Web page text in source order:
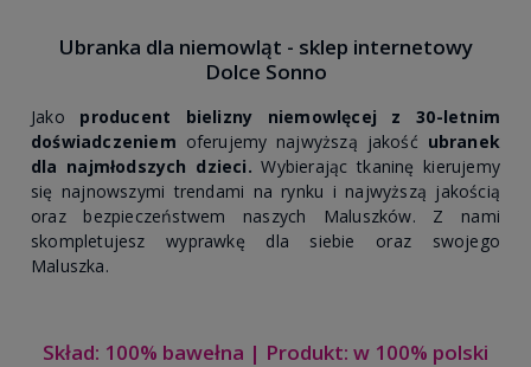
Ubranka dla niemowląt - sklep internetowy
Dolce Sonno
Jako producent bielizny niemowlęcej z 30-letnim
doświadczeniem oferujemy najwyższą jakość ubranek
dla najmłodszych dzieci.Wybierając tkaninę kierujemy
się najnowszymi trendami na rynku i najwyższą jakością
oraz bezpieczeństwem naszych Maluszków. Z nami
skompletujesz wyprawkę dla siebie oraz swojego
Maluszka.
Skład: 100% bawełna | Produkt: w 100% polski